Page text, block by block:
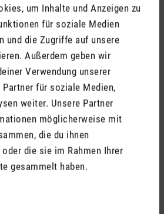
um Inhalte und Anzeigen zu
für soziale Medien
und die Zugriffe auf unsere
Außerdem geben wir
Verwendung unserer
für soziale Medien,
weiter. Unsere Partner
möglicherweise mit
die du ihnen
die sie im Rahmen Ihrer
gesammelt haben.
geben wir dir 10 Tipps gegen
erfahren.
erkennen ist wichtig
ist entscheidend für die
um entsprechende Massnahmen zur